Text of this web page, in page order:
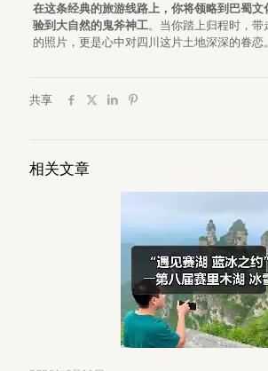
在这条经典的旅游线路上，你将领略到巴蜀
验到大自然的鬼斧神工。当你踏上归程时，带
的照片，更是心中对四川这片土地深深的眷恋。
共享
相关文章